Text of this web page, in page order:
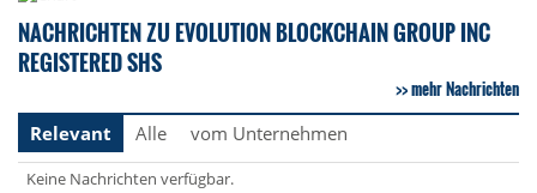
NACHRICHTEN ZU EVOLUTION BLOCKCHAIN GROUP INC
REGISTERED SHS
mehr Nachrichten
Relevant
Alle vom Unternehmen
Keine Nachrichten verfügbar.